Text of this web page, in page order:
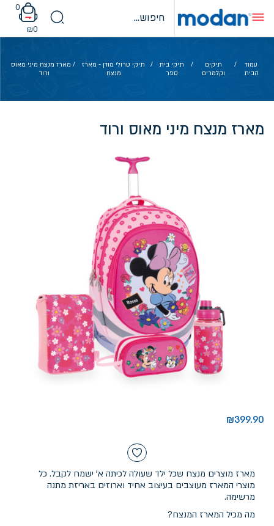
content
0
₪0
עמוד
הבית
/
תיקים
וקלמרים
/
תיקי בית
ספר
/
תיקי טרולי מודן - מארז
מנצח
/ מארז מנצח מיני מאוס
ורוד
מארז מנצח מיני מאוס ורוד
₪399.90
מארז מוצרים מנצח שכל ילד שעולה לכיתה א' ישמח לקבל. כל
מוצרי המארז מעוצבים בעיצוב אחיד וארוזים באריזת מתנה
מרשימה.
מה מכיל המארז המנצח?